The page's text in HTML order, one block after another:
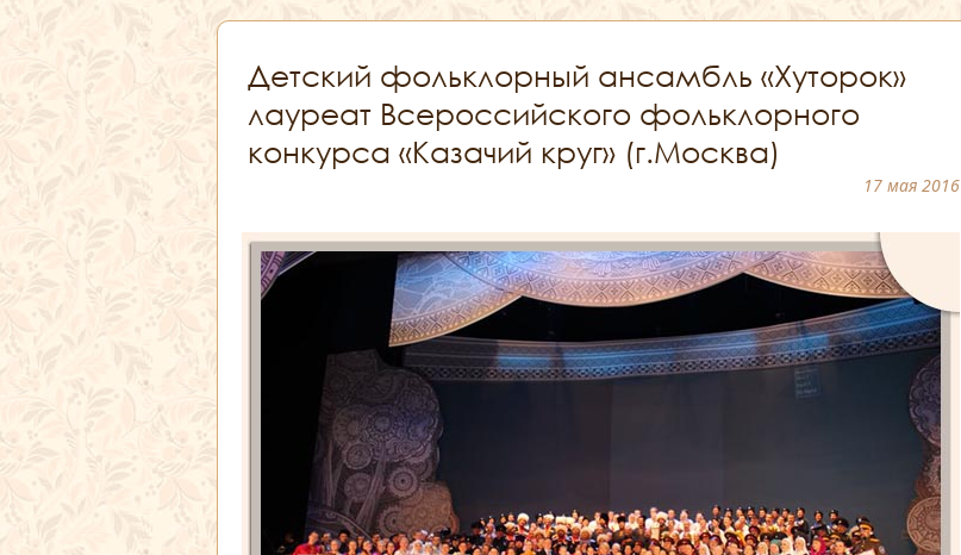
Детский фольклорный ансамбль «Хуторок»
лауреат Всероссийского фольклорного
конкурса «Казачий круг» (г.Москва)
17 мая 2016